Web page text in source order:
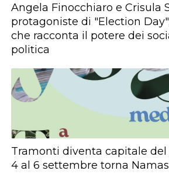
Angela Finocchiaro e Crisula
protagoniste di "Election
che racconta il potere dei
politica
Tramonti diventa capitale del
4 al 6 settembre torna